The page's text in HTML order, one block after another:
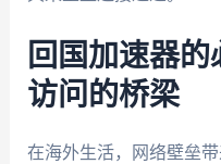
回国加速器
访问的桥梁
在海外生活，网络壁垒